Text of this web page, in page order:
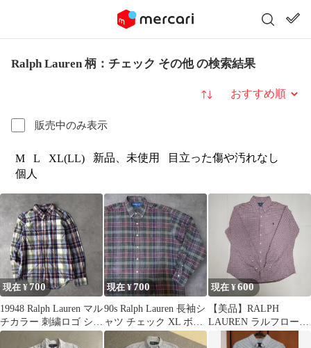
Ralph Lauren 柄：チェック その他 の検索結果
販売中のみ表示
並び替え
M L XL(LL) 新品、未使用
目立った傷や汚れなし
個人
現在 ¥700
19948 Ralph Lauren マル
チカラー 刺繍ロゴ シャ
ツ
現在 ¥700
90s Ralph Lauren 長袖シ
ャツ チェック XL ボル
ドー
現在 ¥600
【美品】RALPH
LAUREN ラルフローレ
ン チェックシャツ